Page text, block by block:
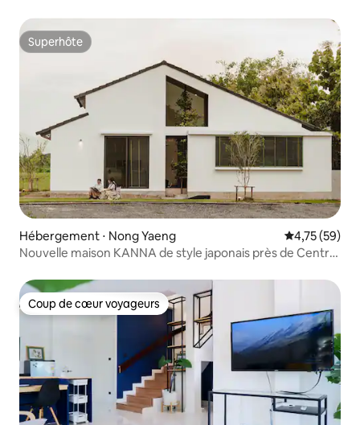
Superhôte
Superhôte
Hébergement ⋅ Nong Yaeng Évaluation
4,75 (59)
Nouvelle maison KANNA de style japonais près de Central
Coup de cœur voyageurs
Coup de cœur voyageurs